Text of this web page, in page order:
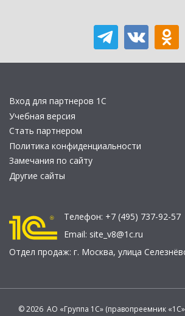
Вход для партнеров 1С
Учебная версия
Стать партнером
Политика конфиденциальности
Замечания по сайту
Другие сайты
Телефон: +7 (495) 737-92-57
Email: site_v8@1c.ru
Отдел продаж: г. Москва, улица
© 2026 АО «Группа 1С» (правопреемник